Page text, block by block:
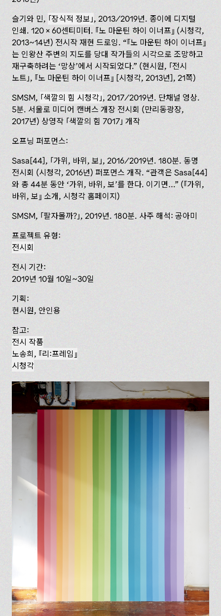
슬기와 민,
장식적 정보 , 2013/2019년. 종이에 디지털
인쇄. 120 × 60센티미터.
노 마운틴 하이 이너프
(시청각,
2013~14년) 전시작 재현 드로잉. “ 노 마운틴 하이 이너프
는 인왕산 주변의 지도를 당대 작가들의 시각으로 조망하고
재구축하려는 ‘망상’에서 시작되었다.” (현시원,
전시
노트 , 노 마운틴 하이 이너프
[시청각, 2013년], 21쪽)
SMSM,
색깔의 힘 시청각 , 2017/2019년. 단채널 영상.
5분. 서울로 미디어 캔버스 개장 전시회 (‌만리동광장,
2017년) 상영작 색깔의 힘 7017 개작
오프닝 퍼포먼스:
Sasa[44], 가위, 바위, 보 , 2016/2019년. 180분. 동명
전시회 (시청각, 2016년) 퍼포먼스 개작. “관객은 Sasa[44]
와 총 44분 동안 ‘가위, 바위, 보’를 한다. 이기면…” ( 가위,
바위, 보
소개, 시청각 홈페이지)
SMSM,
팔자몰까? , 2019년. 180분. 사주 해석: 공아미
프로젝트 유형:
전시회
전시 기간:
2019년 10월 10일~30일
기획:
현시원, 안인용
참고:
전시 작품
노송희,
리:프레임
시청각